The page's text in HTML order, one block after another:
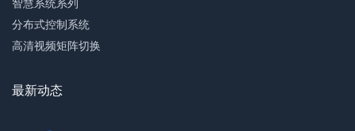
智慧系统系列
分布式控制系统
高清视频矩阵切换
最新动态